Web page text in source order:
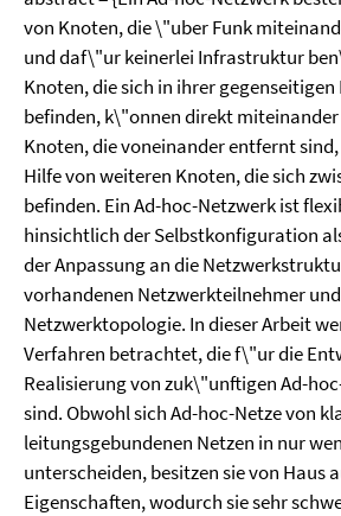
von Knoten, die \"uber Funk
und daf\"ur keinerlei Infrastruktur
Knoten, die sich in ihrer
befinden, k\"onnen direkt
Knoten, die voneinander entfernt
Hilfe von weiteren Knoten, die sich
befinden. Ein Ad-hoc-Netzwerk ist
hinsichtlich der Selbstkonfiguration
der Anpassung an die
vorhandenen Netzwerkteilnehmer
Netzwerktopologie. In dieser Arbeit
Verfahren betrachtet, die f\"ur die
Realisierung von zuk\"unftigen Ad-
sind. Obwohl sich Ad-hoc-Netze von
leitungsgebundenen Netzen in nur
unterscheiden, besitzen sie von Haus
Eigenschaften, wodurch sie sehr